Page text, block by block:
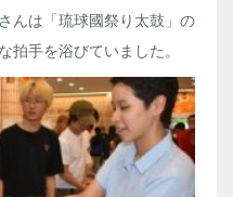
んは「琉球國祭り太鼓」の
拍手を浴びていました。